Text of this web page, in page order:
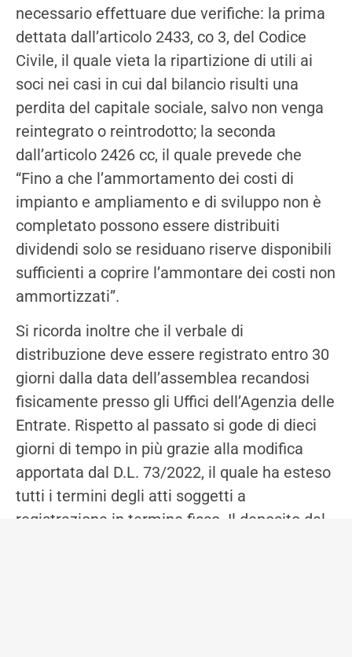
necessario effettuare due verifiche: la prima
dettata dall’articolo 2433, co 3, del Codice
Civile, il quale vieta la ripartizione di utili ai
soci nei casi in cui dal bilancio risulti una
perdita del capitale sociale, salvo non venga
reintegrato o reintrodotto; la seconda
dall’articolo 2426 cc, il quale prevede che
“Fino a che l’ammortamento dei costi di
impianto e ampliamento e di sviluppo non è
completato possono essere distribuiti
dividendi solo se residuano riserve disponibili
sufficienti a coprire l’ammontare dei costi non
ammortizzati”.
Si ricorda inoltre che il verbale di
distribuzione deve essere registrato entro 30
giorni dalla data dell’assemblea recandosi
fisicamente presso gli Uffici dell’Agenzia delle
Entrate. Rispetto al passato si gode di dieci
giorni di tempo in più grazie alla modifica
apportata dal D.L. 73/2022, il quale ha esteso
tutti i termini degli atti soggetti a
registrazione in termine fisso. Il deposito del